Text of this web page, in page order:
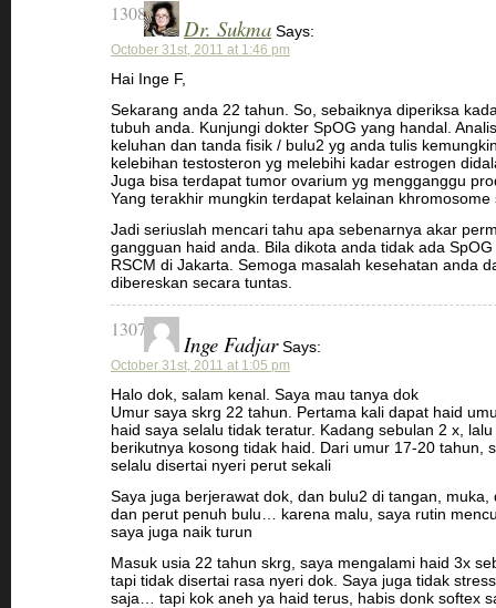
1308
Dr. Sukma Says:
October 31st, 2011 at 1:46 pm
Hai Inge F,
Sekarang anda 22 tahun. So, sebaiknya diperiksa
tubuh anda. Kunjungi dokter SpOG yang handal.
keluhan dan tanda fisik / bulu2 yg anda tulis
kelebihan testosteron yg melebihi kadar estrogen
Juga bisa terdapat tumor ovarium yg mengganggu
Yang terakhir mungkin terdapat kelainan khromosome
Jadi seriuslah mencari tahu apa sebenarnya akar
gangguan haid anda. Bila dikota anda tidak ada
RSCM di Jakarta. Semoga masalah kesehatan anda
dibereskan secara tuntas.
1307
Inge FadjarSays:
October 31st, 2011 at 1:05 pm
Halo dok, salam kenal. Saya mau tanya dok
Umur saya skrg 22 tahun. Pertama kali dapat haid
haid saya selalu tidak teratur. Kadang sebulan 2 x,
berikutnya kosong tidak haid. Dari umur 17-20 tahun,
selalu disertai nyeri perut sekali
Saya juga berjerawat dok, dan bulu2 di tangan, muka,
dan perut penuh bulu… karena malu, saya rutin
saya juga naik turun
Masuk usia 22 tahun skrg, saya mengalami haid 3x
tapi tidak disertai rasa nyeri dok. Saya juga tidak
saja… tapi kok aneh ya haid terus, habis donk softex